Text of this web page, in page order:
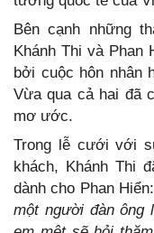
Bên cạnh những
Khánh Thi và Phan
bởi cuộc hôn nhân
Vừa qua cả hai đã
mơ ước.
Trong lễ cưới với
khách, Khánh Thi
dành cho Phan Hiển:
một người đàn ông